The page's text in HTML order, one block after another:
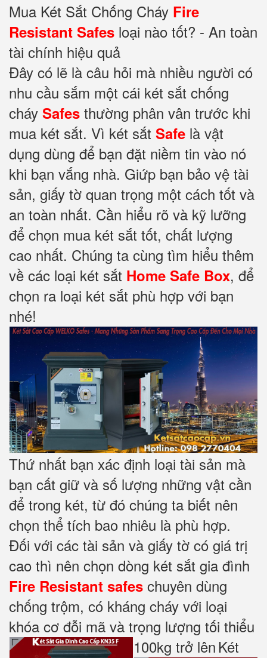
Mua Két Sắt Chống Cháy Fire
Resistant Safes loại nào tốt? - An toàn
tài chính hiệu quả
Đây có lẽ là câu hỏi mà nhiều người có
nhu cầu sắm một cái két sắt chống
cháy Safes thường phân vân trước khi
mua két sắt. Vì két sắt Safe là vật
dụng dùng để bạn đặt niềm tin vào nó
khi bạn vắng nhà. Giứp bạn bảo vệ tài
sản, giấy tờ quan trọng một cách tốt và
an toàn nhất. Cần hiểu rõ và kỹ lưỡng
để chọn mua két sắt tốt, chất lượng
cao nhất. Chúng ta cùng tìm hiểu thêm
về các loại két sắt Home Safe Box, để
chọn ra loại két sắt phù hợp với bạn
nhé!
Thứ nhất bạn xác định loại tài sản mà
bạn cất giữ và số lượng những vật cần
để trong két, từ đó chúng ta biết nên
chọn thể tích bao nhiêu là phù hợp.
Đối với các tài sản và giấy tờ có giá trị
cao thì nên chọn dòng két sắt gia đình
Fire Resistant safes chuyên dùng
chống trộm, có kháng cháy với loại
khóa cơ đỗi mã và trọng lượng tối thiểu
100kg trở lên Két